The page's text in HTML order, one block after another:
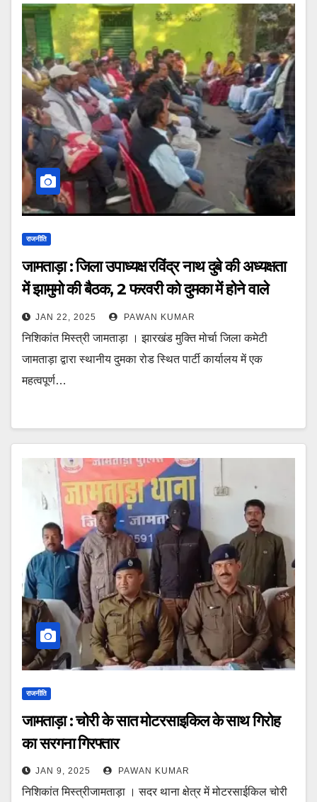
राजनीति
जामताड़ा : जिला उपाध्यक्ष रविंद्र नाथ दुबे की अध्यक्षता
में झामुमो की बैठक, 2 फरवरी को दुमका में होने वाले
स्थापना दिवस और सदस्यता अभियान पर हुई चर्चा
JAN 22, 2025 PAWAN KUMAR
निशिकांत मिस्त्री जामताड़ा । झारखंड मुक्ति मोर्चा जिला कमेटी
जामताड़ा द्वारा स्थानीय दुमका रोड स्थित पार्टी कार्यालय में एक
महत्वपूर्ण…
राजनीति
जामताड़ा : चोरी के सात मोटरसाइकिल के साथ गिरोह
का सरगना गिरफ्तार
JAN 9, 2025 PAWAN KUMAR
निशिकांत मिस्त्रीजामताड़ा । सदर थाना क्षेत्र में मोटरसाईकिल चोरी